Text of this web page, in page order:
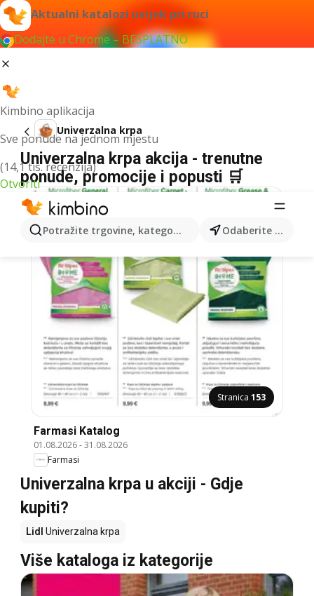
Aktualni katalozi uvijek pri ruci
Dodajte u Chrome – BESPLATNO
Kimbino aplikacija
Sve ponude na jednom mjestu
(14,1 tis. recenzija)
Otvoriti
Potražite trgovine, kategorije, proizvode... Odaberite grad
Univerzalna krpa
Univerzalna krpa akcija - trenutne
ponude, promocije i popusti 🛒
Stranica 153
Farmasi Katalog
01.08.2026-31.08.2026
Farmasi
Univerzalna krpa u akciji - Gdje
kupiti?
Lidl Univerzalna krpa
Više kataloga iz kategorije